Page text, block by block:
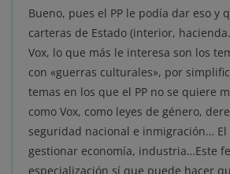
Bueno, pues el PP le podía dar eso y
carteras de Estado (interior,
Vox, lo que más le interesa son los
con «guerras culturales», por
temas en los que el PP no se quiere
como Vox, como leyes de género,
seguridad nacional e inmigración… El
gestionar economía, industria…Este
especialización sí que puede hacer